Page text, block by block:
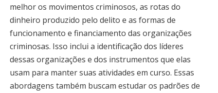
melhor os movimentos criminosos, as rotas do
dinheiro produzido pelo delito e as formas de
funcionamento e financiamento das organizações
criminosas. Isso inclui a identificação dos líderes
dessas organizações e dos instrumentos que elas
usam para manter suas atividades em curso. Essas
abordagens também buscam estudar os padrões de